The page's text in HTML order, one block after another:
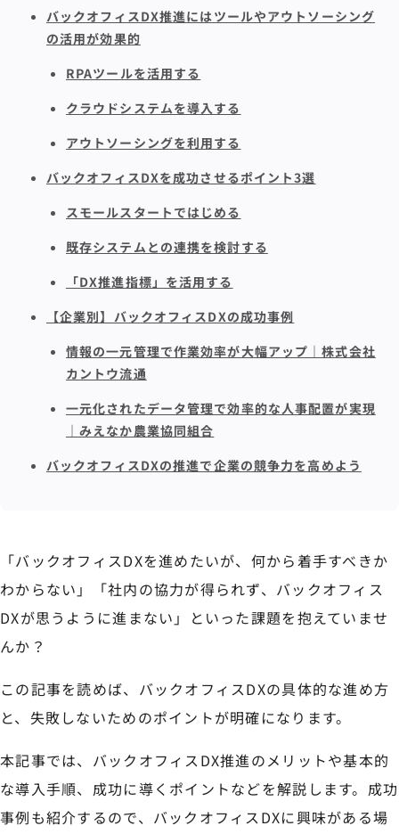
バックオフィスDX推進にはツールやアウトソーシング
の活用が効果的
RPAツールを活用する
クラウドシステムを導入する
アウトソーシングを利用する
バックオフィスDXを成功させるポイント3選
スモールスタートではじめる
既存システムとの連携を検討する
「DX推進指標」を活用する
【企業別】バックオフィスDXの成功事例
情報の一元管理で作業効率が大幅アップ｜株式会社
カントウ流通
一元化されたデータ管理で効率的な人事配置が実現
｜みえなか農業協同組合
バックオフィスDXの推進で企業の競争力を高めよう
「バックオフィスDXを進めたいが、何から着手すべきか
わからない」「社内の協力が得られず、バックオフィス
DXが思うように進まない」といった課題を抱えていませ
んか？
この記事を読めば、バックオフィスDXの具体的な進め方
と、失敗しないためのポイントが明確になります。
本記事では、バックオフィスDX推進のメリットや基本的
な導入手順、成功に導くポイントなどを解説します。成功
事例も紹介するので、バックオフィスDXに興味がある場